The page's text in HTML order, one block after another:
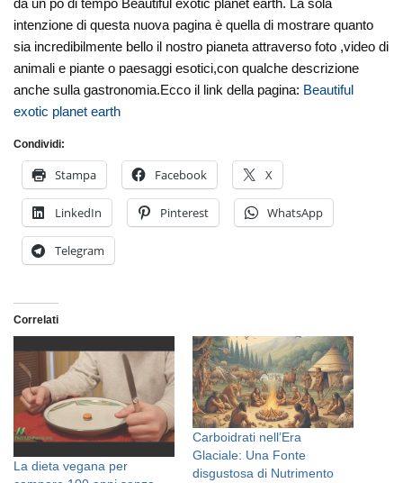
intenzione di questa nuova pagina è quella di mostrare quanto
sia incredibilmente bello il nostro pianeta attraverso foto ,video di
animali e piante o paesaggi esotici,con qualche descrizione
anche sulla gastronomia.Ecco il link della pagina: Beautiful
exotic planet earth
Condividi:
Stampa Facebook X
LinkedIn Pinterest WhatsApp
Telegram
Correlati
La dieta vegana per
Carboidrati nell’Era
Glaciale: Una Fonte
disgustosa di Nutrimento